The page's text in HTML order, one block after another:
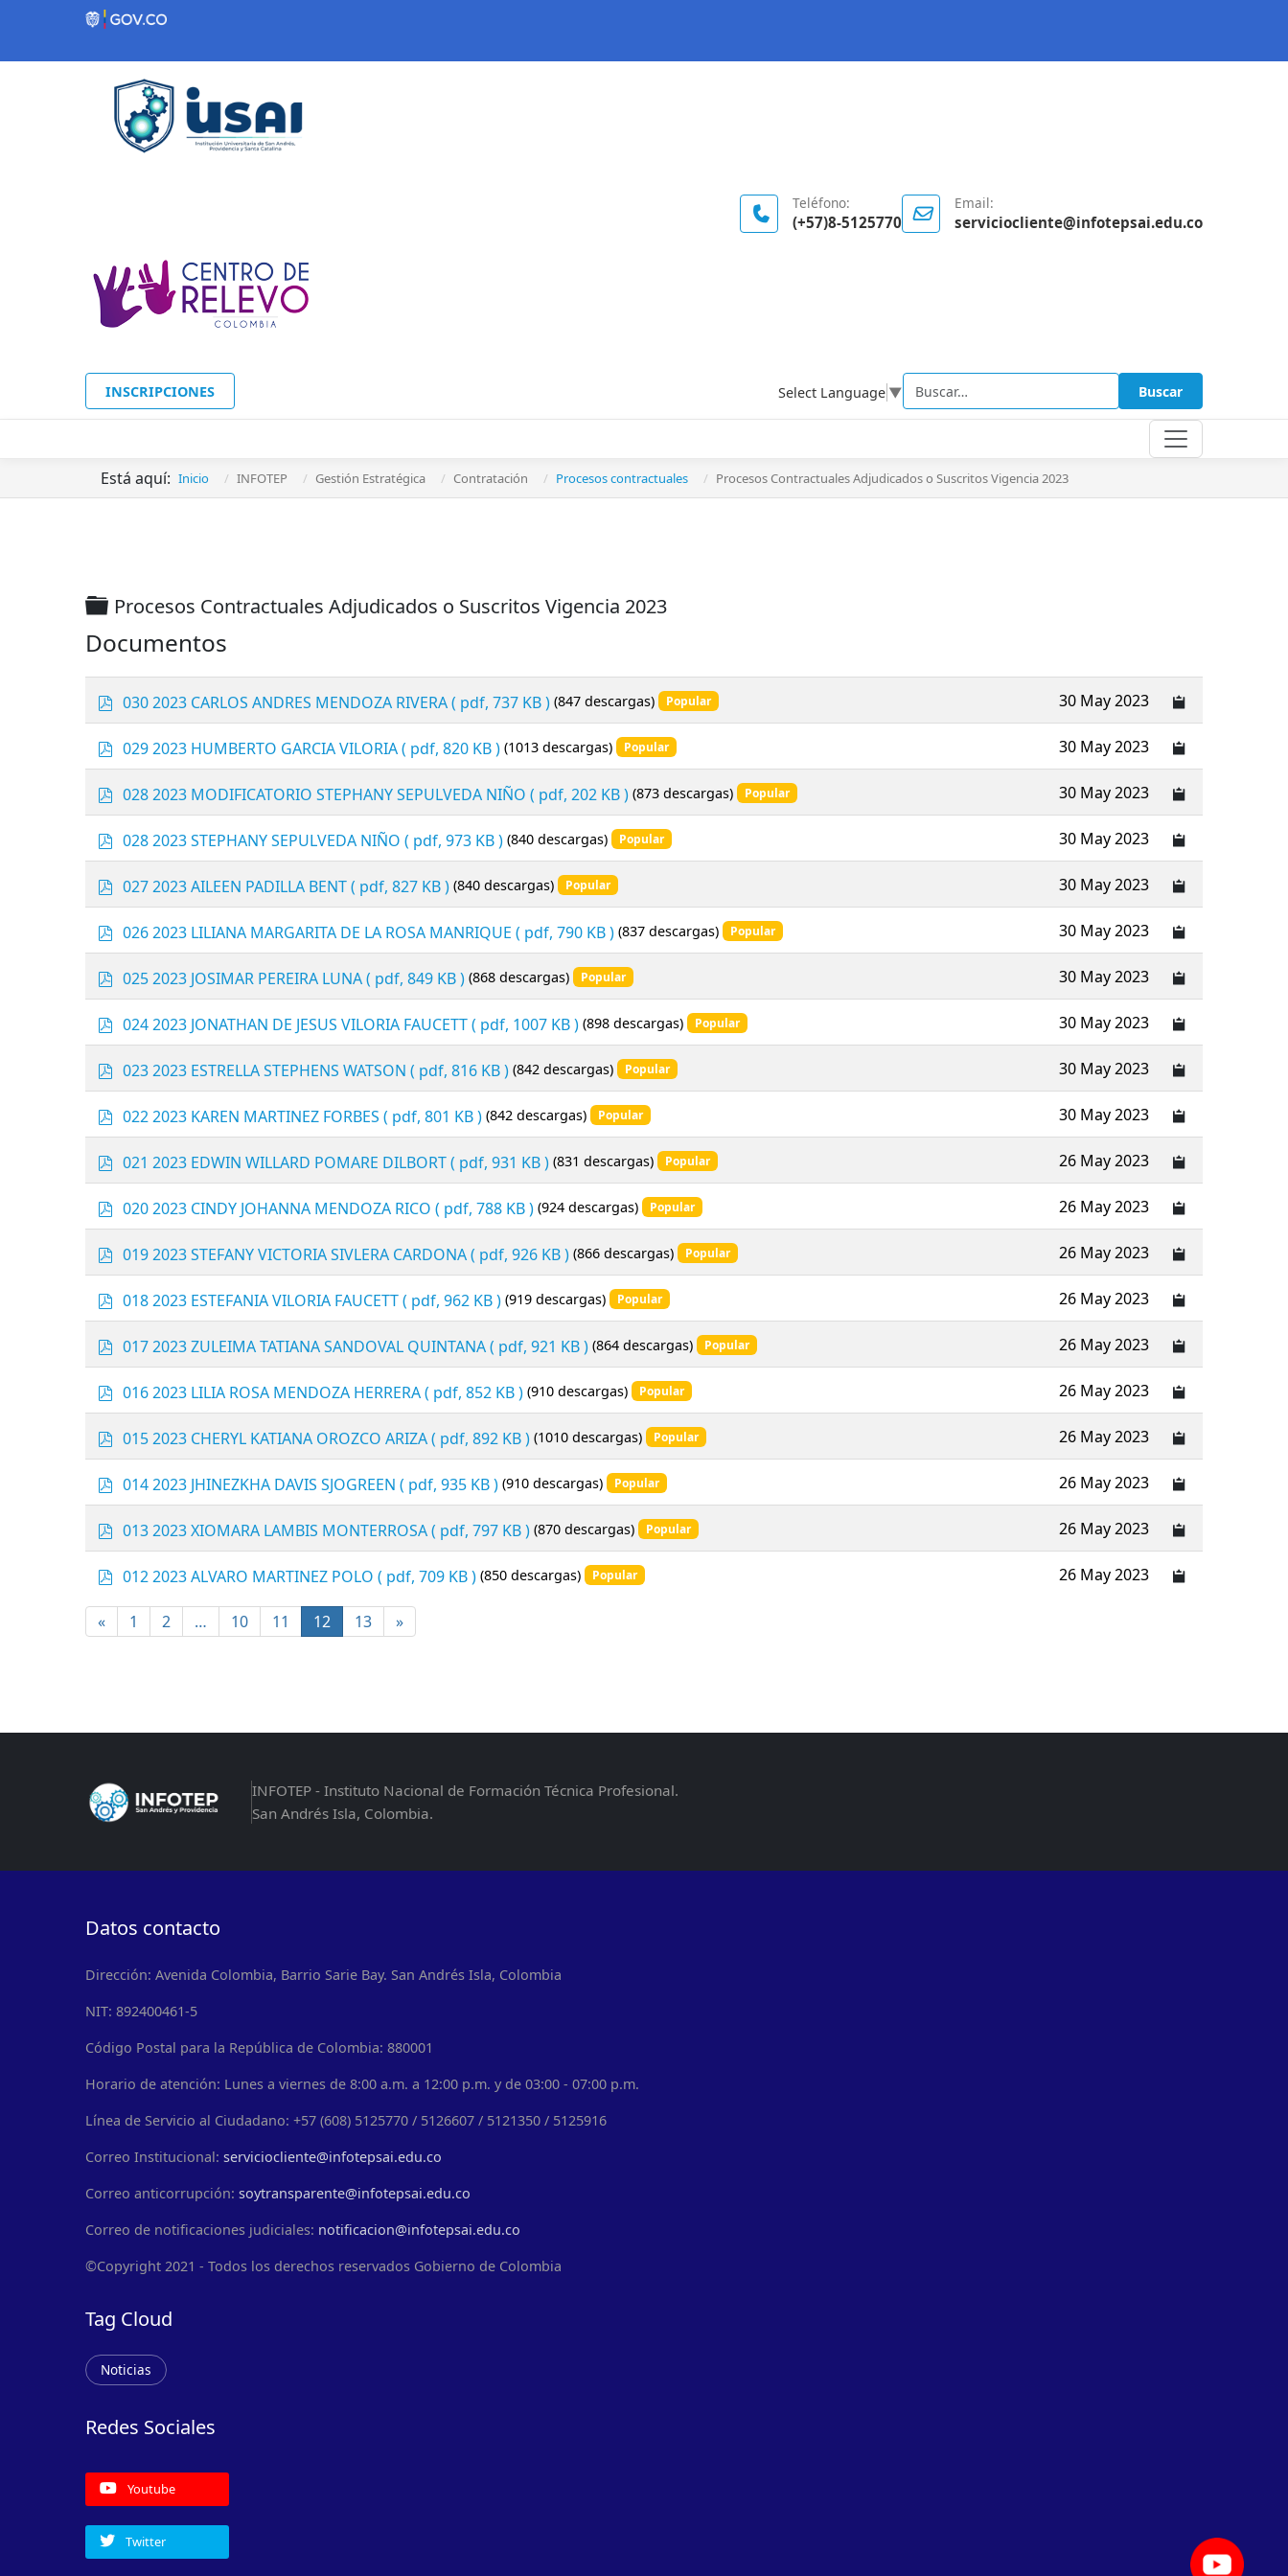
Contenido inicial
Teléfono:
(+57)8-5125770
Email:
serviciocliente@infotepsai.edu.co
INSCRIPCIONES Select Language ▼ Buscar Buscar
Está aquí: Inicio INFOTEP Gestión Estratégica Contratación Procesos contractuales Procesos Contractuales Adjudicados o Suscritos Vigencia 2023
Carpeta
Procesos Contractuales Adjudicados o Suscritos Vigencia 2023
Documentos
p030 2023 CARLOS ANDRES MENDOZA RIVERA( pdf, 737 KB ) (847 descargas) Popular 30 May 2023
p
d
029 2023 HUMBERTO GARCIA VILORIA( pdf, 820 KB ) (1013 descargas) Popular 30 May 2023
p028 2023 MODIFICATORIO STEPHANY SEPULVEDA NIÑO ( pdf, 202 KB ) (873 descargas) Popular 30 May 2023
p
d
028 2023 STEPHANY SEPULVEDA NIÑO ( pdf, 973 KB ) (840 descargas) Popular 30 May 2023
p027 2023 AILEEN PADILLA BENT( pdf, 827 KB ) (840 descargas) Popular 30 May 2023
p
d
026 2023 LILIANA MARGARITA DE LA ROSA MANRIQUE ( pdf, 790 KB ) (837 descargas) Popular 30 May 2023
p025 2023 JOSIMAR PEREIRA LUNA( pdf, 849 KB ) (868 descargas) Popular 30 May 2023
p
d
024 2023 JONATHAN DE JESUS VILORIA FAUCETT( pdf, 1007 KB ) (898 descargas) Popular 30 May 2023
p023 2023 ESTRELLA STEPHENS WATSON ( pdf, 816 KB ) (842 descargas) Popular 30 May 2023
p
d
022 2023 KAREN MARTINEZ FORBES ( pdf, 801 KB ) (842 descargas) Popular 30 May 2023
p021 2023 EDWIN WILLARD POMARE DILBORT( pdf, 931 KB ) (831 descargas) Popular 26 May 2023
p
d
020 2023 CINDY JOHANNA MENDOZA RICO ( pdf, 788 KB ) (924 descargas) Popular 26 May 2023
p019 2023 STEFANY VICTORIA SIVLERA CARDONA( pdf, 926 KB ) (866 descargas) Popular 26 May 2023
p
d
018 2023 ESTEFANIA VILORIA FAUCETT( pdf, 962 KB ) (919 descargas) Popular 26 May 2023
p017 2023 ZULEIMA TATIANA SANDOVAL QUINTANA( pdf, 921 KB ) (864 descargas) Popular 26 May 2023
p
d
016 2023 LILIA ROSA MENDOZA HERRERA( pdf, 852 KB ) (910 descargas) Popular 26 May 2023
p015 2023 CHERYL KATIANA OROZCO ARIZA( pdf, 892 KB ) (1010 descargas) Popular 26 May 2023
p
d
014 2023 JHINEZKHA DAVIS SJOGREEN ( pdf, 935 KB ) (910 descargas) Popular 26 May 2023
p013 2023 XIOMARA LAMBIS MONTERROSA( pdf, 797 KB ) (870 descargas) Popular 26 May 2023
p
f
012 2023 ALVARO MARTINEZ POLO ( pdf, 709 KB ) (850 descargas) Popular 26 May 2023
« 1 2 … 10 11 12 13 »
INFOTEP - Instituto Nacional de Formación Técnica Profesional.
San Andrés Isla, Colombia.
Datos contacto
Dirección: Avenida Colombia, Barrio Sarie Bay. San Andrés Isla, Colombia
NIT: 892400461-5
Código Postal para la República de Colombia: 880001
Horario de atención: Lunes a viernes de 8:00 a.m. a 12:00 p.m. y de 03:00 - 07:00 p.m.
Línea de Servicio al Ciudadano: +57 (608) 5125770 / 5126607 / 5121350 / 5125916
Correo Institucional: serviciocliente@infotepsai.edu.co
Correo anticorrupción: soytransparente@infotepsai.edu.co
Correo de notificaciones judiciales: notificacion@infotepsai.edu.co
©Copyright 2021 - Todos los derechos reservados Gobierno de Colombia
Tag Cloud
Noticias
Redes Sociales
Youtube
Twitter